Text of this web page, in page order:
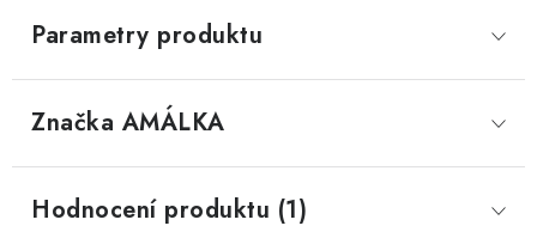
Parametry produktu
Značka AMÁLKA
Hodnocení produktu (1)